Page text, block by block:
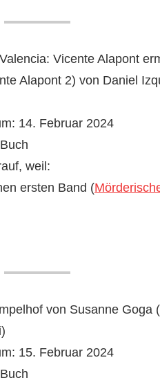
Vicente Alapont
Alapont 2) von Daniel
14. Februar 2024
weil:
ersten Band (
von Susanne Goga
15. Februar 2024